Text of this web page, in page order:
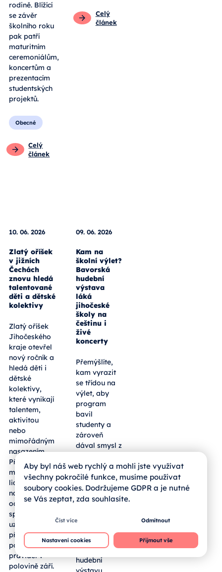
rodině. Blížící
se závěr
školního roku
pak patří
maturitním
ceremoniálům,
koncertům a
prezentacím
studentských
projektů.
Obecné
Celý
článek
Celý
článek
10. 06. 2026
Zlatý oříšek
v jižních
Čechách
znovu hledá
talentované
děti a dětské
kolektivy
Zlatý oříšek
Jihočeského
kraje otevřel
nový ročník a
hledá děti i
dětské
kolektivy,
které vynikají
talentem,
aktivitou
nebo
mimořádným
nasazením.
Přihlásit se
mohou mladí
lidé z regionu
napříč obory
od umění po
sport,
uzávěrka
přihlášek je
podle
pravidel v
polovině září.
09. 06. 2026
Kam na
školní výlet?
Bavorská
hudební
výstava
láká
jihočeské
školy na
češtinu i
živé
koncerty
Přemýšlíte,
kam vyrazit
se třídou na
výlet, aby
program
bavil
studenty a
zároveň
dával smysl z
výuky?
Sousední
bavorský
okres
Grafenau
rozsáhlou
Zemskou
hudební
Aby byl náš web rychlý a mohli jste využívat
všechny pokročilé funkce, musíme používat
soubory cookies. Dodržujeme GDPR a je nutné
se Vás zeptat, zda souhlasíte.
Číst více Odmítnout
Nastavení cookies Přijmout vše